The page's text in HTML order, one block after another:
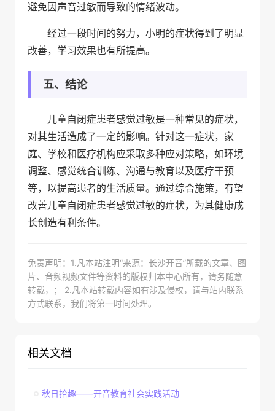
避免因声音过敏而导致的情绪波动。
经过一段时间的努力，小明的症状得到了明显
改善，学习效果也有所提高。
五、结论
儿童自闭症患者感觉过敏是一种常见的症状，
对其生活造成了一定的影响。针对这一症状，家
庭、学校和医疗机构应采取多种应对策略，如环境
调整、感觉统合训练、沟通与教育以及医疗干预
等，以提高患者的生活质量。通过综合施策，有望
改善儿童自闭症患者感觉过敏的症状，为其健康成
长创造有利条件。
免责声明：1.凡本站注明“来源：长沙开音”所载的文章、图
片、音频视频文件等资料的版权归本中心所有，请务随意
转载，； 2.凡本站转载内容如有涉及侵权，请与站内联系
方式联系，我们将第一时间处理。
相关文档
秋日拾趣——开音教育社会实践活动